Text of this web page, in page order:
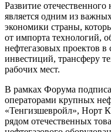
Развитие
является одним из
экономики страны,
от импорта технологий,
нефтегазовых проектов в
инвестиций, трансферу
рабочих мест.
В рамках Форума
операторами крупных
«Тенгизшевройл», Норт
рядом отечественных